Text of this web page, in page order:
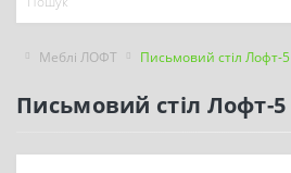
Меблі ЛОФТ Письмовий стіл Лофт-5
Письмовий стіл Лофт-5